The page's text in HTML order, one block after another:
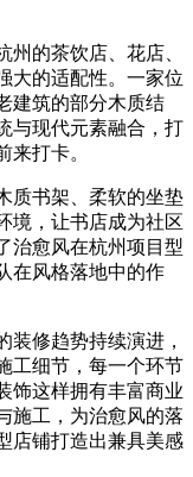
州的茶饮店、花店、
大的适配性。一家位
建筑的部分木质结
与现代元素融合，打
来打卡。
质书架、柔软的坐垫
境，让书店成为社区
治愈风在杭州项目型
在风格落地中的作
装修趋势持续演进，
工细节，每一个环节
饰这样拥有丰富商业
施工，为治愈风的落
店铺打造出兼具美感